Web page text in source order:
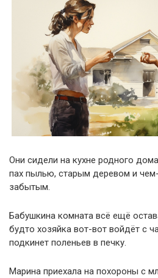
Они сидели на кухне родного
пах пылью, старым деревом и
забытым.
Бабушкина комната всё ещё
будто хозяйка вот-вот войдёт с
подкинет поленьев в печку.
Марина приехала на похороны с